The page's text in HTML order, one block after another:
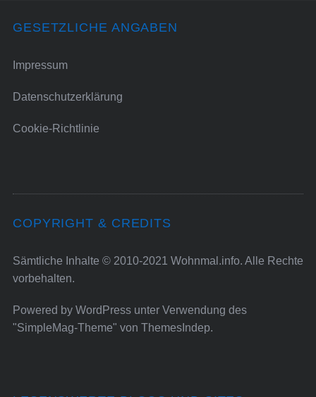
GESETZLICHE ANGABEN
Impressum
Datenschutzerklärung
Cookie-Richtlinie
COPYRIGHT & CREDITS
Sämtliche Inhalte © 2010-2021 Wohnmal.info. Alle Rechte
vorbehalten.
Powered by WordPressunter Verwendung des
"SimpleMag-Theme" von ThemesIndep.